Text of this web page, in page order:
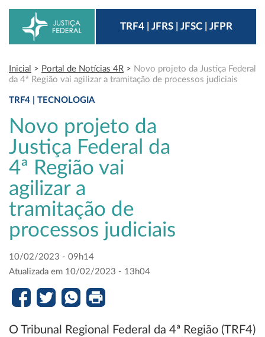
TRF4 | JFRS | JFSC | JFPR
Inicial > Portal de Notícias 4R > Novo projeto da Justiça Federal
da 4ª Região vai agilizar a tramitação de processos judiciais
TRF4 | TECNOLOGIA
Novo projeto da
Justiça Federal da
4ª Região vai
agilizar a
tramitação de
processos judiciais
10/02/2023 - 09h14
Atualizada em 10/02/2023 - 13h04
O Tribunal Regional Federal da 4ª Região (TRF4)